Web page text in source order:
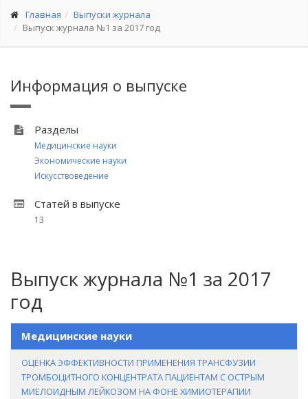
Главная
Выпуски журнала
Выпуск журнала №1 за 2017 год
Информация о выпуске
Разделы
Медицинские науки
Экономические науки
Искусствоведение
Статей в выпуске
13
Выпуск журнала №1 за 2017
год
Медицинские науки
ОЦЕНКА ЭФФЕКТИВНОСТИ ПРИМЕНЕНИЯ ТРАНСФУЗИИ
ТРОМБОЦИТНОГО КОНЦЕНТРАТА ПАЦИЕНТАМ С ОСТРЫМ
МИЕЛОИДНЫМ ЛЕЙКОЗОМ НА ФОНЕ ХИМИОТЕРАПИИ